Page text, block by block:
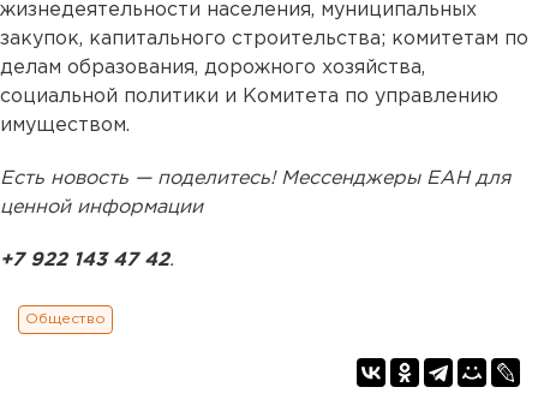
жизнедеятельности населения, муниципальных
закупок, капитального строительства; комитетам по
делам образования, дорожного хозяйства,
социальной политики и Комитета по управлению
имуществом.
Есть новость — поделитесь! Мессенджеры ЕАН для
ценной информации
+7 922 143 47 42.
Общество